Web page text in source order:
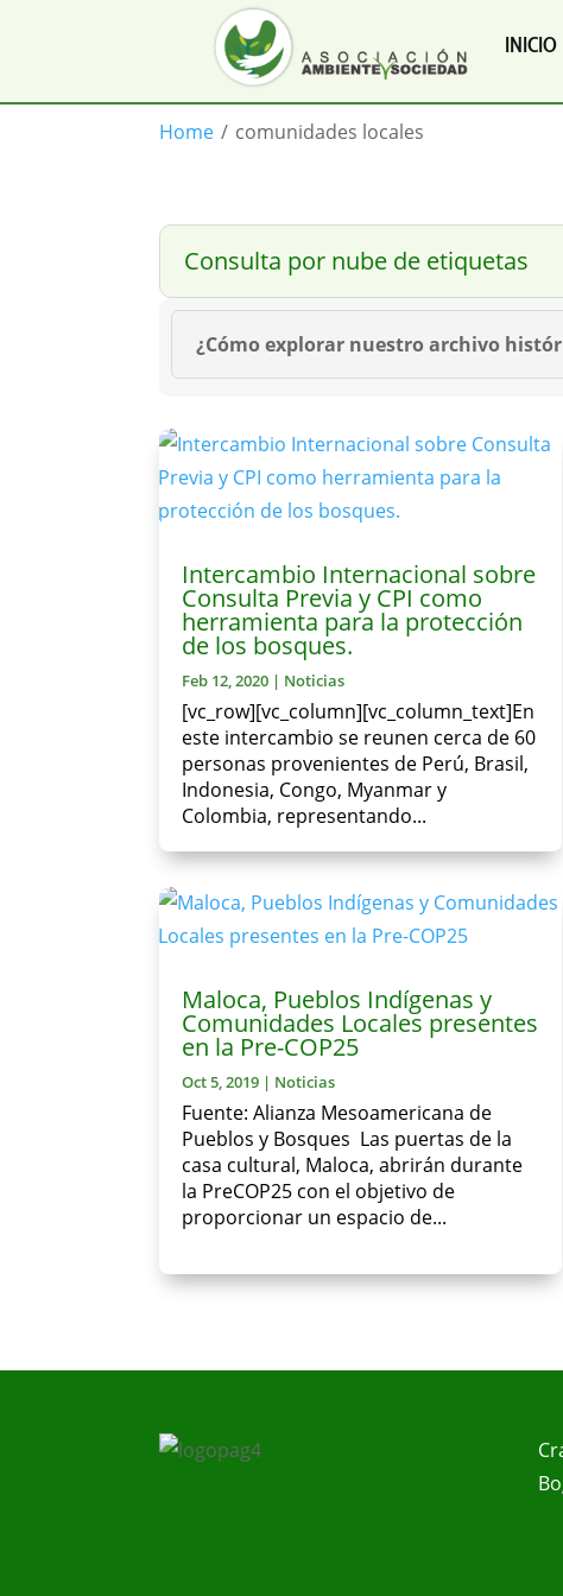
INICIO
Home / comunidades locales
Consulta por nube de etiquetas
¿Cómo explorar nuestro archivo
Intercambio Internacional sobre
Consulta Previa y CPI como
herramienta para la protección
de los bosques.
Feb 12, 2020 | Noticias
[vc_row][vc_column][vc_column_text]En
este intercambio se reunen cerca de 60
personas provenientes de Perú, Brasil,
Indonesia, Congo, Myanmar y
Colombia, representando...
Maloca, Pueblos Indígenas y
Comunidades Locales presentes
en la Pre-COP25
Oct 5, 2019 | Noticias
Fuente: Alianza Mesoamericana de
Pueblos y Bosques Las puertas de la
casa cultural, Maloca, abrirán durante
la PreCOP25 con el objetivo de
proporcionar un espacio de...